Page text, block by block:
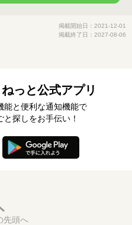
掲載開始日：2021-12-01
掲載終了日：2027-08-06
っと公式アプリ
能と便利な通知機能で
と探しをお手伝い！
先頭へ